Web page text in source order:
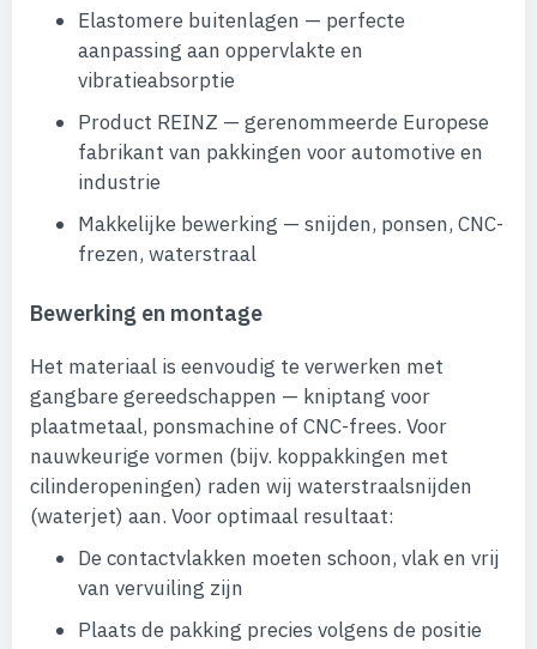
Elastomere buitenlagen — perfecte
aanpassing aan oppervlakte en
vibratieabsorptie
Product REINZ — gerenommeerde Europese
fabrikant van pakkingen voor automotive en
industrie
Makkelijke bewerking — snijden, ponsen, CNC-
frezen, waterstraal
Bewerking en montage
Het materiaal is eenvoudig te verwerken met
gangbare gereedschappen — kniptang voor
plaatmetaal, ponsmachine of CNC-frees. Voor
nauwkeurige vormen (bijv. koppakkingen met
cilinderopeningen) raden wij waterstraalsnijden
(waterjet) aan. Voor optimaal resultaat:
De contactvlakken moeten schoon, vlak en vrij
van vervuiling zijn
Plaats de pakking precies volgens de positie